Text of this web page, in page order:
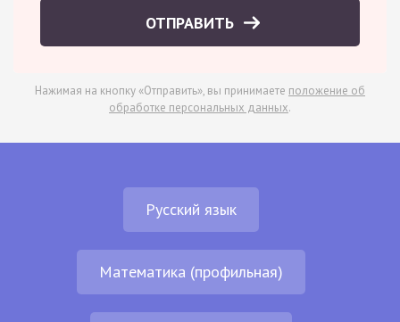
ОТПРАВИТЬ
Нажимая на кнопку «Отправить», вы принимаете положение об
обработке персональных данных.
Русский язык
Математика (профильная)